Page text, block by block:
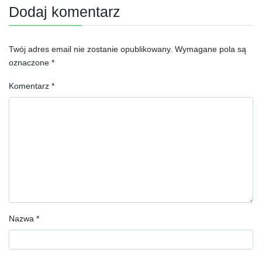
Dodaj komentarz
Twój adres email nie zostanie opublikowany. Wymagane pola są
oznaczone *
Komentarz *
Nazwa *